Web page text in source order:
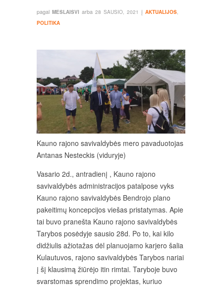
pagal MESLAISVI arba 28 SAUSIO, 2021 į AKTUALIJOS,
POLITIKA
Kauno rajono savivaldybės mero pavaduotojas
Antanas Nesteckis (viduryje)
Vasario 2d., antradienį , Kauno rajono
savivaldybės administracijos patalpose vyks
Kauno rajono savivaldybės Bendrojo plano
pakeitimų koncepcijos viešas pristatymas. Apie
tai buvo pranešta Kauno rajono savivaldybės
Tarybos posėdyje sausio 28d. Po to, kai kilo
didžiulis ažiotažas dėl planuojamo karjero šalia
Kulautuvos, rajono savivaldybės Tarybos nariai
į šį klausimą žiūrėjo itin rimtai. Taryboje buvo
svarstomas sprendimo projektas, kuriuo